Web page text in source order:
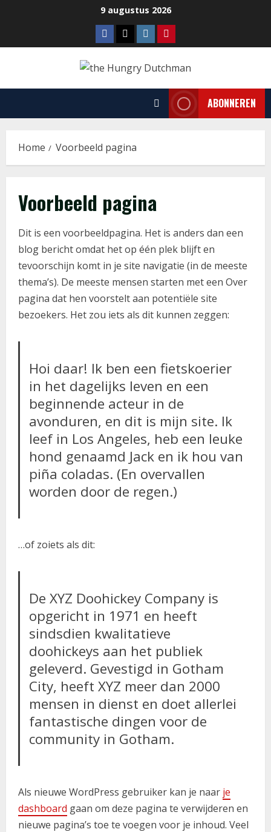
9 augustus 2026
Facebook
TiktokInstagramPinterest
ABONNEREN
Home Voorbeeld pagina
Voorbeeld pagina
Dit is een voorbeeldpagina. Het is anders dan een
blog bericht omdat het op één plek blijft en
tevoorschijn komt in je site navigatie (in de meeste
thema’s). De meeste mensen starten met een Over
pagina dat hen voorstelt aan potentiële site
bezoekers. Het zou iets als dit kunnen zeggen:
Hoi daar! Ik ben een fietskoerier
in het dagelijks leven en een
beginnende acteur in de
avonduren, en dit is mijn site. Ik
leef in Los Angeles, heb een leuke
hond genaamd Jack en ik hou van
piña coladas. (En overvallen
worden door de regen.)
…of zoiets als dit:
De XYZ Doohickey Company is
opgericht in 1971 en heeft
sindsdien kwalitatieve
doohickeys aan het publiek
geleverd. Gevestigd in Gotham
City, heeft XYZ meer dan 2000
mensen in dienst en doet allerlei
fantastische dingen voor de
community in Gotham.
Als nieuwe WordPress gebruiker kan je naar je
dashboard gaan om deze pagina te verwijderen en
nieuwe pagina’s toe te voegen voor je inhoud. Veel